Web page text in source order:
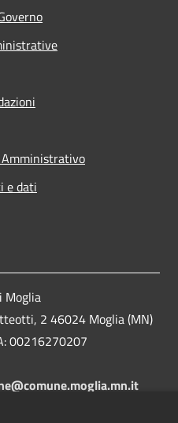
Amministrativo
e dati
Moglia
2 46024 Moglia (MN)
00216270207